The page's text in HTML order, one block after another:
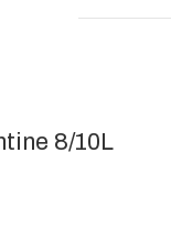
8/10L